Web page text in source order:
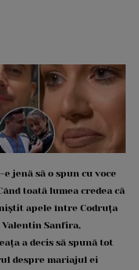
e jenă să o spun cu voce
toată lumea credea că
apele între Codruța
Valentin Sanfira,
a decis să spună tot
despre mariajul ei